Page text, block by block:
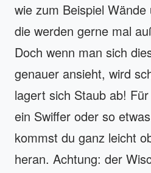
wie zum Beispiel
die werden gerne mal
Doch wenn man sich
genauer ansieht, wird
lagert sich Staub ab!
ein Swiffer oder so
kommst du ganz leicht
heran. Achtung: der